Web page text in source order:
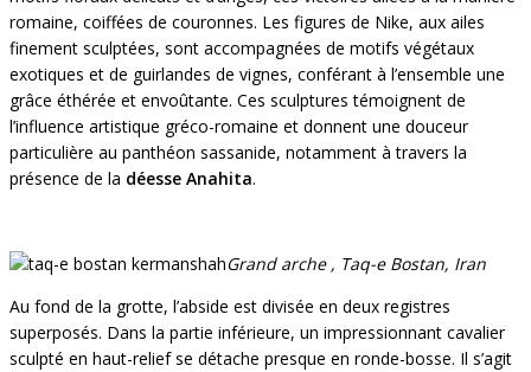
romaine, coiffées de couronnes. Les figures de Nike, aux ailes
finement sculptées, sont accompagnées de motifs végétaux
exotiques et de guirlandes de vignes, conférant à l’ensemble une
grâce éthérée et envoûtante. Ces sculptures témoignent de
l’influence artistique gréco-romaine et donnent une douceur
particulière au panthéon sassanide, notamment à travers la
présence de la déesse Anahita.
Grand arche , Taq-e Bostan, Iran
Au fond de la grotte, l’abside est divisée en deux registres
superposés. Dans la partie inférieure, un impressionnant cavalier
sculpté en haut-relief se détache presque en ronde-bosse. Il s’agit